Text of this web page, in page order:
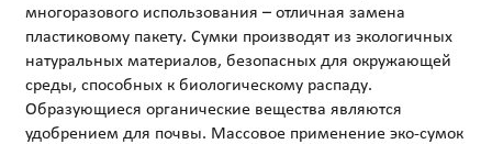
многоразового использования – отличная замена
пластиковому пакету. Сумки производят из экологичных
натуральных материалов, безопасных для окружающей
среды, способных к биологическому распаду.
Образующиеся органические вещества являются
удобрением для почвы. Массовое применение эко-сумок